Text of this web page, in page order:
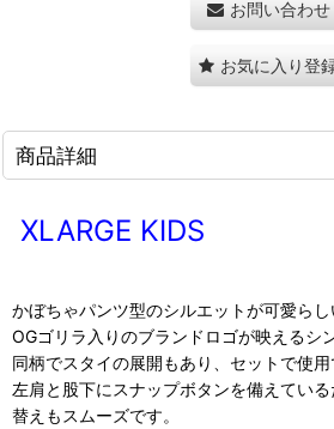
お問い合わせ
お気に入り登
商品詳細
XLARGE KIDS
かぼちゃパンツ型のシルエットが可愛らし
OGゴリラ入りのブランドロゴが映えるシ
同柄でスタイの展開もあり、セットで使用
左肩と股下にスナップボタンを備えてい
替えもスムーズです。